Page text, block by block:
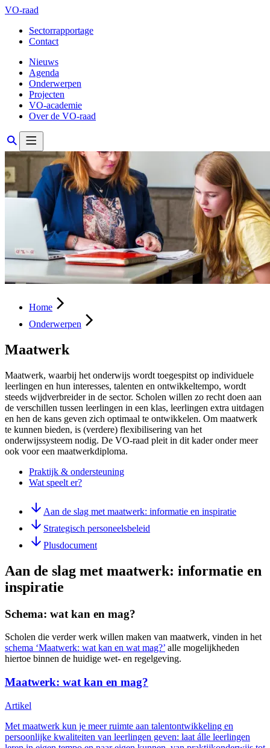
VO-raad
Sectorrapportage
Contact
Nieuws
Agenda
Onderwerpen
Projecten
VO-academie
Over de VO-raad
Home
Onderwerpen
Maatwerk
Maatwerk, waarbij het onderwijs wordt toegespitst op individuele
leerlingen en hun interesses, talenten en ontwikkeltempo, wordt
steeds wijdverbreider in de sector. Scholen willen zo recht doen aan
de verschillen tussen leerlingen in een klas, leerlingen extra uitdagen
en hen de kans geven zich optimaal te ontwikkelen. Om maatwerk
te kunnen bieden, is (verdere) flexibilisering van het
onderwijssysteem nodig. De VO-raad pleit in dit kader onder meer
ook voor een maatwerkdiploma.
Praktijk & ondersteuning
Wat speelt er?
Aan de slag met maatwerk: informatie en inspiratie
Strategisch personeelsbeleid
Plusdocument
Aan de slag met maatwerk: informatie en
inspiratie
Schema: wat kan en mag?
Scholen die verder werk willen maken van maatwerk, vinden in het
schema ‘Maatwerk: wat kan en wat mag?’ alle mogelijkheden
hiertoe binnen de huidige wet- en regelgeving.
Maatwerk: wat kan en mag?
Artikel
Met maatwerk kun je meer ruimte aan talentontwikkeling en
persoonlijke kwaliteiten van leerlingen geven: laat álle leerlingen